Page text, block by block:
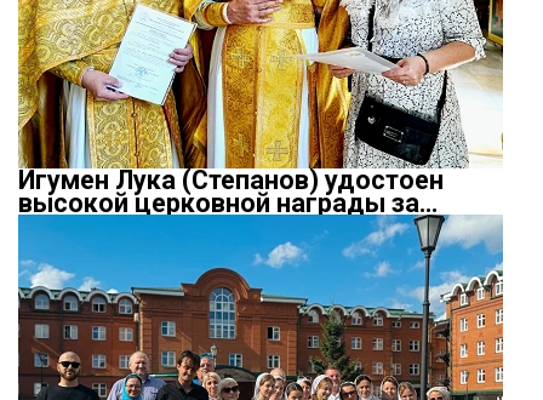
Игумен Лука (Степанов) удостоен
высокой церковной награды за…